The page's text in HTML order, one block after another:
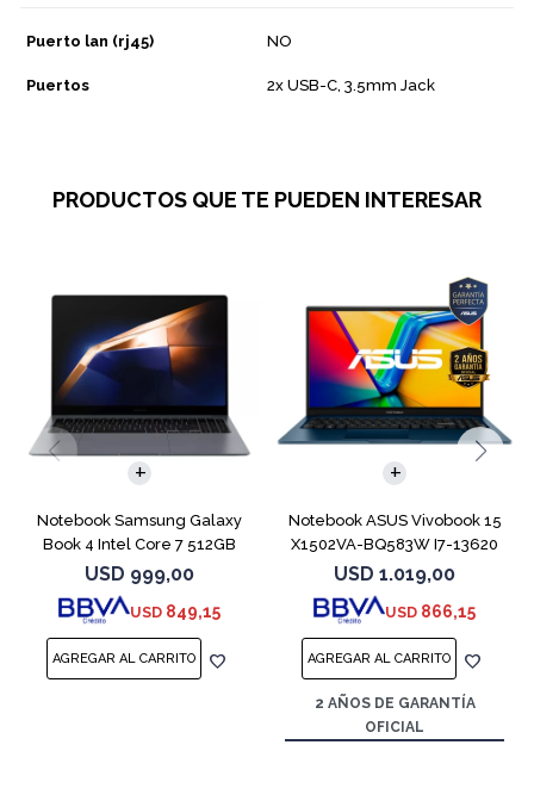
Puerto lan (rj45) NO
Puertos 2x USB-C, 3.5mm Jack
PRODUCTOS QUE TE PUEDEN INTERESAR
Notebook Samsung Galaxy
Book 4 Intel Core 7 512GB
16GB 15.6"
USD 999,00
USD 849,15
COMPARAR
Notebook ASUS Vivobook 15
X1502VA-BQ583W I7-13620
512GB 16GB
USD 1.019,00
USD 866,15
2 AÑOS DE GARANTÍA
OFICIAL
COMPARAR